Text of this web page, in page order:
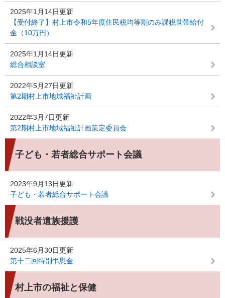
2025年1月14日更新
【受付終了】村上市令和5年度住民税均等割のみ課税世帯給付
金（10万円）
2025年1月14日更新
総合相談室
2022年5月27日更新
第2期村上市地域福祉計画
2022年3月7日更新
第2期村上市地域福祉計画策定委員会
子ども・若者総合サポート会議
2023年9月13日更新
子ども・若者総合サポート会議
戦没者遺族援護
2025年6月30日更新
第十二回特別弔慰金
村上市の福祉と保健